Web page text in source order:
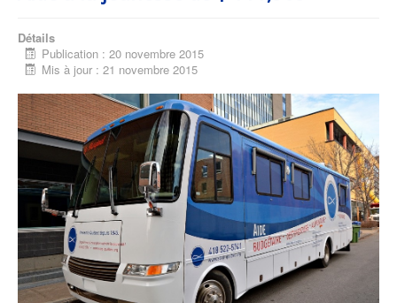
Détails
Publication : 20 novembre 2015
Mis à jour : 21 novembre 2015